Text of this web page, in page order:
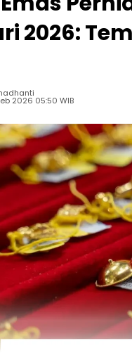
2026:
2026 05:50 WIB